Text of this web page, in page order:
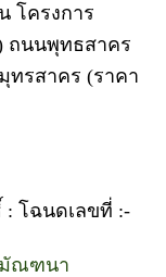
โครงการ
ถนนพุทธสาคร
ทรสาคร (ราคา
: โฉนดเลขที่ :-
มัณฑนา